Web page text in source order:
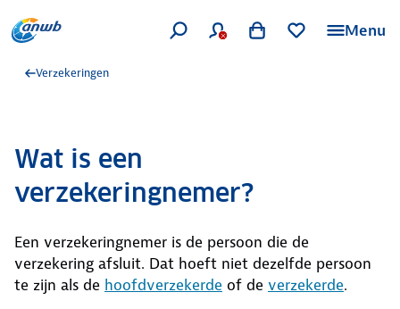
Menu
Verzekeringen
Wat is een
verzekeringnemer?
Een verzekeringnemer is de persoon die de
verzekering afsluit. Dat hoeft niet dezelfde persoon
te zijn als de hoofdverzekerde of de verzekerde.